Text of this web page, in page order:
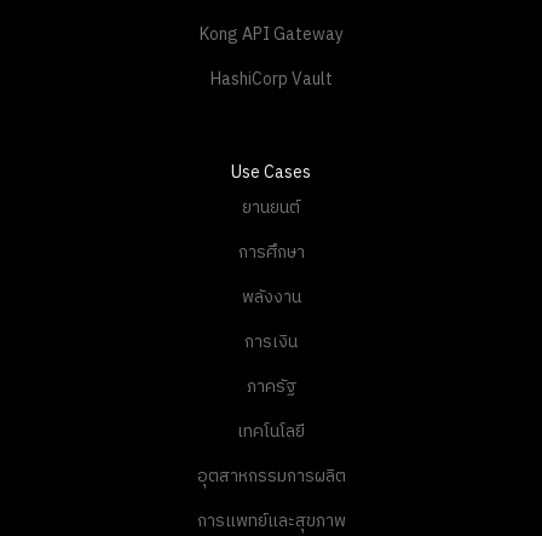
Kong API Gateway
HashiCorp Vault
Use Cases
ยานยนต์
การศึกษา
พลังงาน
การเงิน
ภาครัฐ
เทคโนโลยี
อุตสาหกรรมการผลิต
การแพทย์และสุขภาพ